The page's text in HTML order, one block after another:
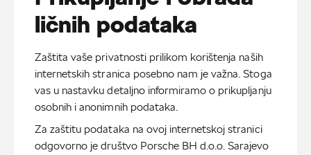
ličnih podataka
Zaštita vaše privatnosti prilikom korištenja naših
internetskih stranica posebno nam je važna. Stoga
vas u nastavku detaljno informiramo o prikupljanju
osobnih i anonimnih podataka.
Za zaštitu podataka na ovoj internetskoj stranici
odgovorno je društvo Porsche BH d.o.o. Sarajevo